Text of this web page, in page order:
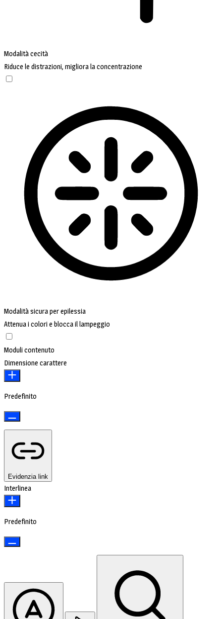
Modalità cecità
Riduce le distrazioni, migliora la concentrazione
Modalità sicura per epilessia
Attenua i colori e blocca il lampeggio
Moduli contenuto
Dimensione carattere
Predefinito
Evidenzia link
Interlinea
Predefinito